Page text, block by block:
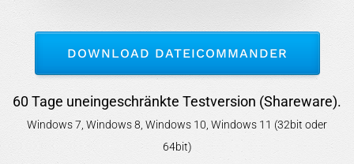
DOWNLOAD DATEICOMMANDER
60 Tage uneingeschränkte Testversion (Shareware).
Windows 7, Windows 8, Windows 10, Windows 11 (32bit oder
64bit)